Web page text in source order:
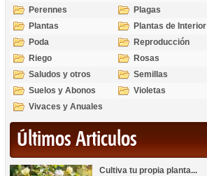
Estanque
Perennes
Plagas
Plantas
Plantas de Interior
Poda
Reproducción
Riego
Rosas
Saludos y otros
temas
Semillas
Suelos y Abonos
Violetas
Vivaces y Anuales
Últimos Articulos
Cultiva tu propia planta...